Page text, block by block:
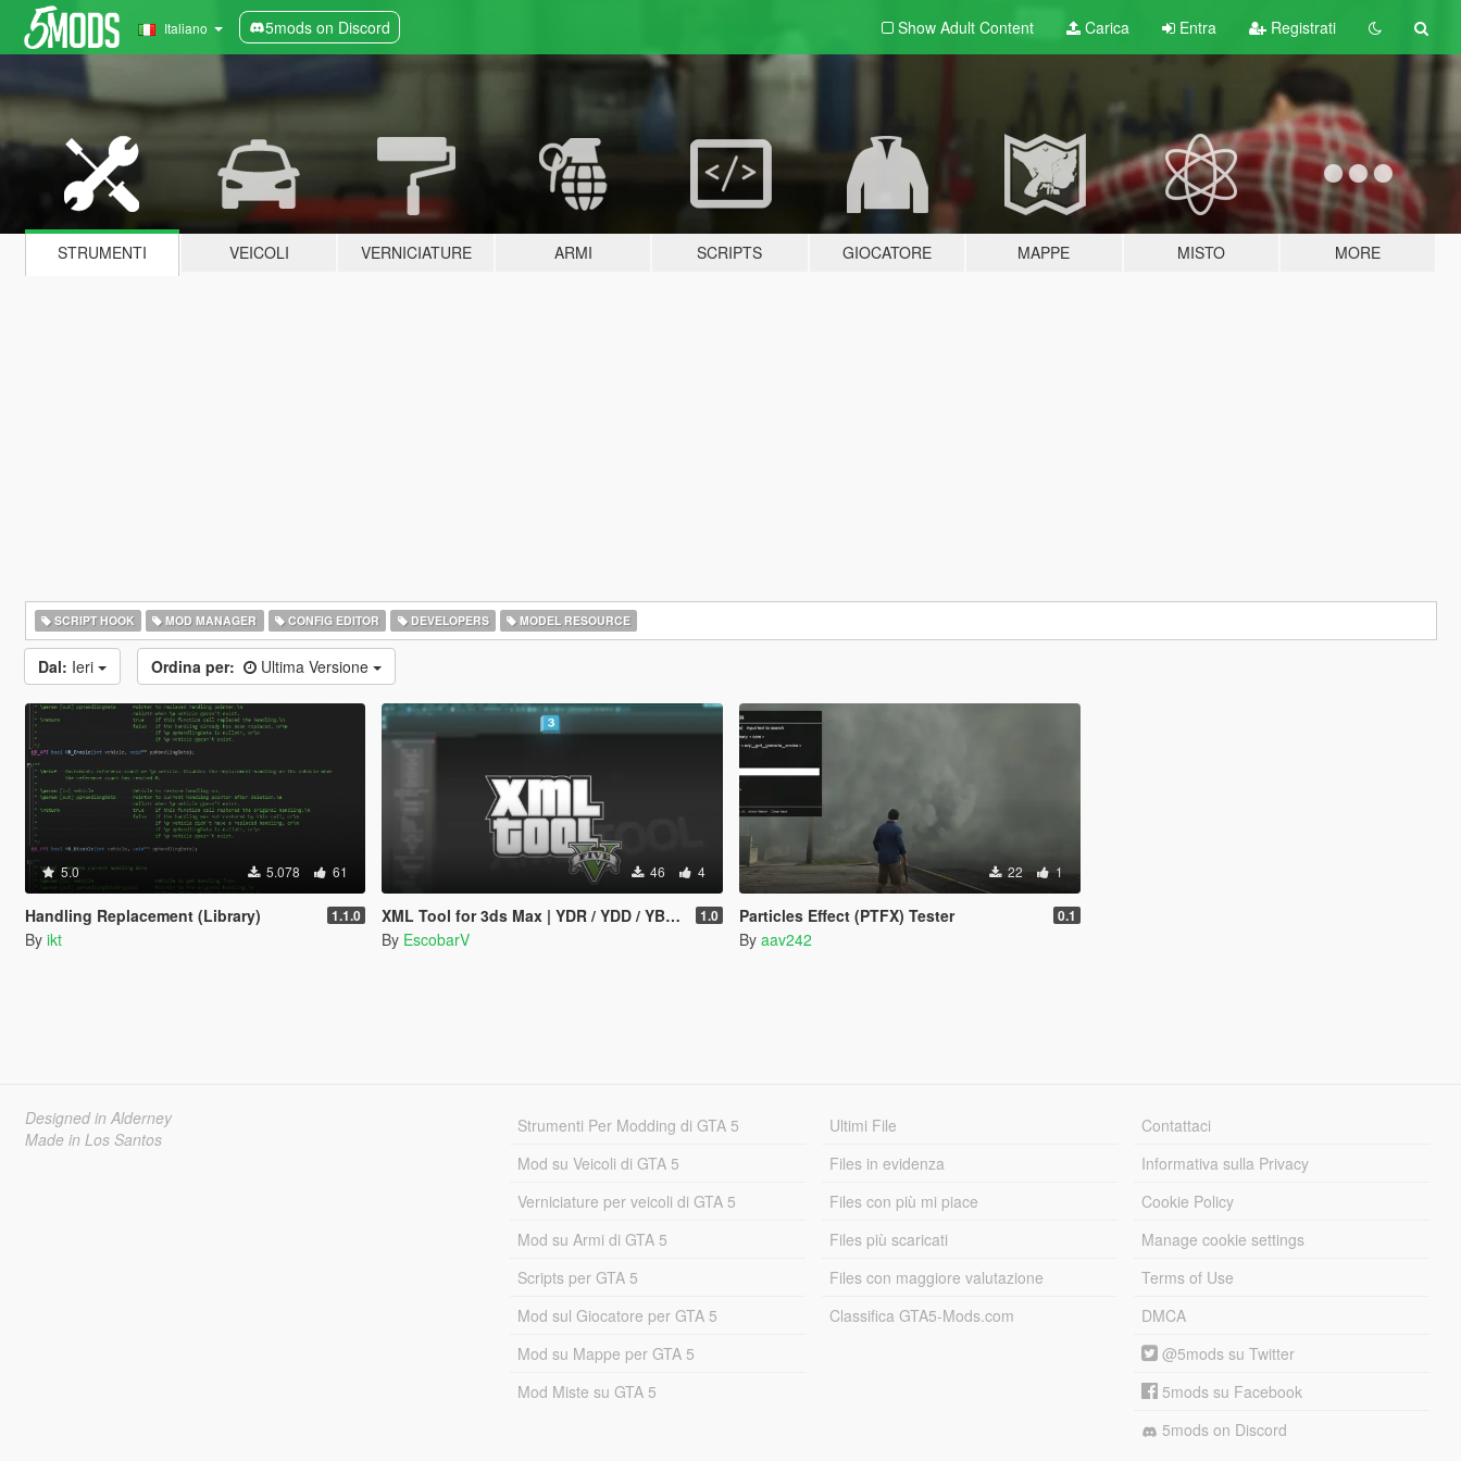
Italiano 5mods on Discord Show Adult Content Carica Entra Registrati
STRUMENTI VEICOLI VERNICIATURE ARMI SCRIPTS GIOCATORE MAPPE MISTO MORE
SCRIPT HOOK MOD MANAGER CONFIG EDITOR DEVELOPERS MODEL RESOURCE
Dal: Ieri Ordina per: Ultima Versione
5.0 5.078 61
Handling Replacement (Library) 1.1.0
By ikt
46 4
XML Tool for 3ds Max | YDR / YDD / YBN / YFT Importer & Exporter 1.0
By EscobarV
22 1
Particles Effect (PTFX) Tester 0.1
By aav242
Designed in Alderney
Made in Los Santos
Strumenti Per Modding di GTA 5
Mod su Veicoli di GTA 5
Verniciature per veicoli di GTA 5
Mod su Armi di GTA 5
Scripts per GTA 5
Mod sul Giocatore per GTA 5
Mod su Mappe per GTA 5
Mod Miste su GTA 5
Ultimi File
Files in evidenza
Files con più mi piace
Files più scaricati
Files con maggiore valutazione
Classifica GTA5-Mods.com
Contattaci
Informativa sulla Privacy
Cookie Policy
Manage cookie settings
Terms of Use
DMCA
@5mods su Twitter
5mods su Facebook
5mods on Discord